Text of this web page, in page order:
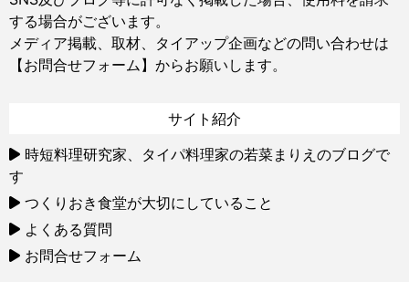
する場合がございます。
メディア掲載、取材、タイアップ企画などの問い合わせは
【お問合せフォーム】 からお願いします。
サイト紹介
時短料理研究家、タイパ料理家の若菜まりえのブログで
す
つくりおき食堂が大切にしていること
よくある質問
お問合せフォーム